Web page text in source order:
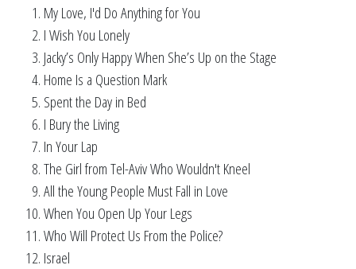
My Love, I'd Do Anything for You
I Wish You Lonely
Jacky’s Only Happy When She’s Up on the Stage
Home Is a Question Mark
Spent the Day in Bed
I Bury the Living
In Your Lap
The Girl from Tel-Aviv Who Wouldn't Kneel
All the Young People Must Fall in Love
When You Open Up Your Legs
Who Will Protect Us From the Police?
Israel